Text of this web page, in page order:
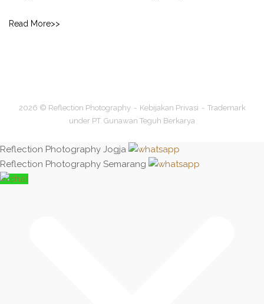
Read More>>
2026 © Reflection Photography Kebijakan Privasi
Trademark
under PT. Gunawan Teguh Berkarya
Reflection Photography Jogja
Reflection Photography Semarang